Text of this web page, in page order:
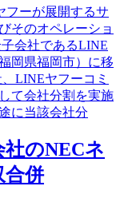
フーが展開するサ
そのオペレーショ
会社であるLINE
岡県福岡市）に移
LINEヤフーコミ
て会社分割を実施
に当該会社分
のNECネ
合併